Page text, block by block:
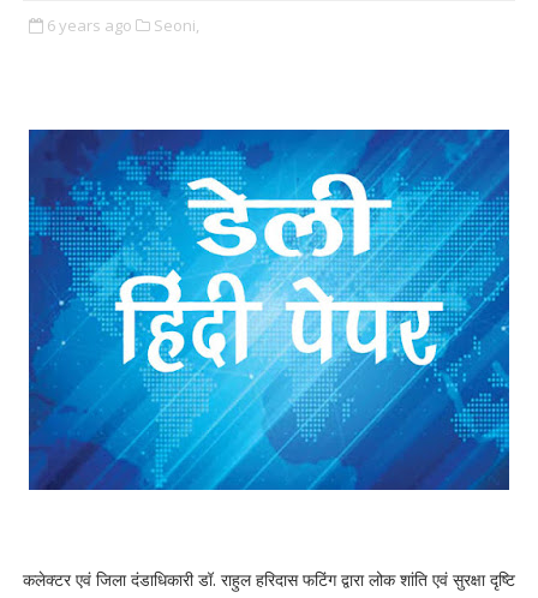
6 years ago Seoni,
कलेक्टर एवं जिला दंडाधिकारी डॉ. राहुल हरिदास फटिंग द्वारा लोक शांति एवं सुरक्षा दृष्टि